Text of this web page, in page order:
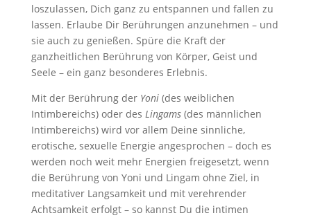
loszulassen, Dich ganz zu entspannen und fallen zu
lassen. Erlaube Dir Berührungen anzunehmen – und
sie auch zu genießen. Spüre die Kraft der
ganzheitlichen Berührung von Körper, Geist und
Seele – ein ganz besonderes Erlebnis.
Mit der Berührung der Yoni(des weiblichen
Intimbereichs) oder des Lingams(des männlichen
Intimbereichs) wird vor allem Deine sinnliche,
erotische, sexuelle Energie angesprochen – doch es
werden noch weit mehr Energien freigesetzt, wenn
die Berührung von Yoni und Lingam ohne Ziel, in
meditativer Langsamkeit und mit verehrender
Achtsamkeit erfolgt – so kannst Du die intimen